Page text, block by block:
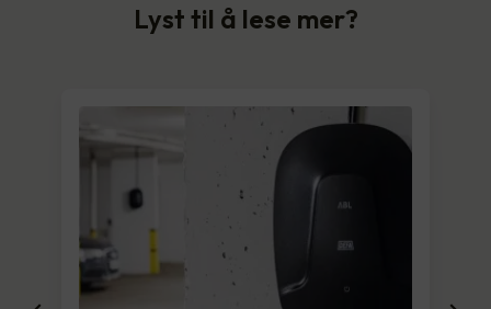
Lyst til å lese mer?